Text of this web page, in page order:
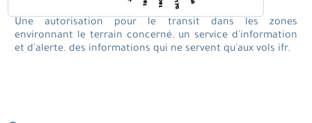
Une autorisation pour le transit dans les zones
environnant le terrain concerné. un service d'information
et d'alerte. des informations qui ne servent qu'aux vols ifr.